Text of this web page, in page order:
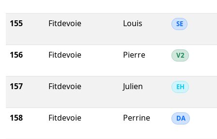
155 Fitdevoie Louis SE
156 Fitdevoie Pierre V2
157 Fitdevoie Julien EH
158 Fitdevoie Perrine DA